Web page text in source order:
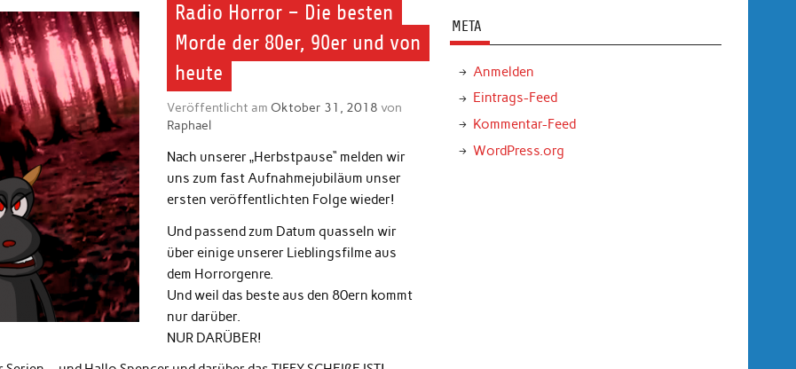
Radio Horror – Die besten
Morde der 80er, 90er und von
heute
Veröffentlicht am Oktober 31, 2018 von
Raphael
Nach unserer „Herbstpause“ melden wir
uns zum fast Aufnahmejubiläum unser
ersten veröffentlichten Folge wieder!
Und passend zum Datum quasseln wir
über einige unserer Lieblingsfilme aus
dem Horrorgenre.
Und weil das beste aus den 80ern kommt
nur darüber.
NUR DARÜBER!
META
Anmelden
Eintrags-Feed
Kommentar-Feed
WordPress.org